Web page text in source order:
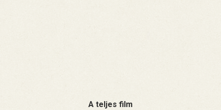
A teljes film